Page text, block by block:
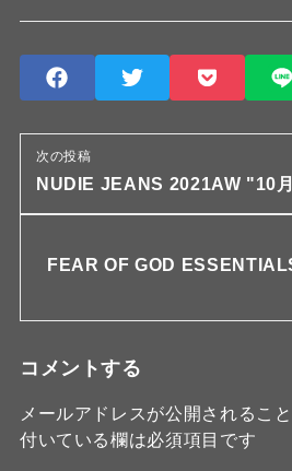
次の投稿
NUDIE JEANS 2021AW "10
FEAR OF GOD
コメントする
メールアドレスが公開されるこ
付いている欄は必須項目です